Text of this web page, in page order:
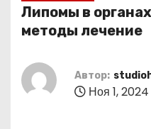
Липомы в
методы лечение
Автор:
Ноя 1, 2024